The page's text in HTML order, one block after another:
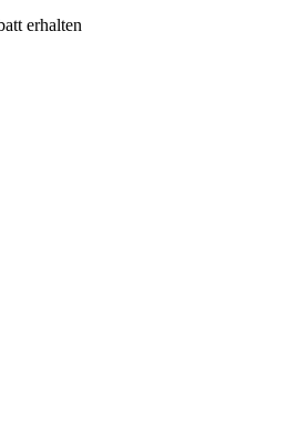
erhalten